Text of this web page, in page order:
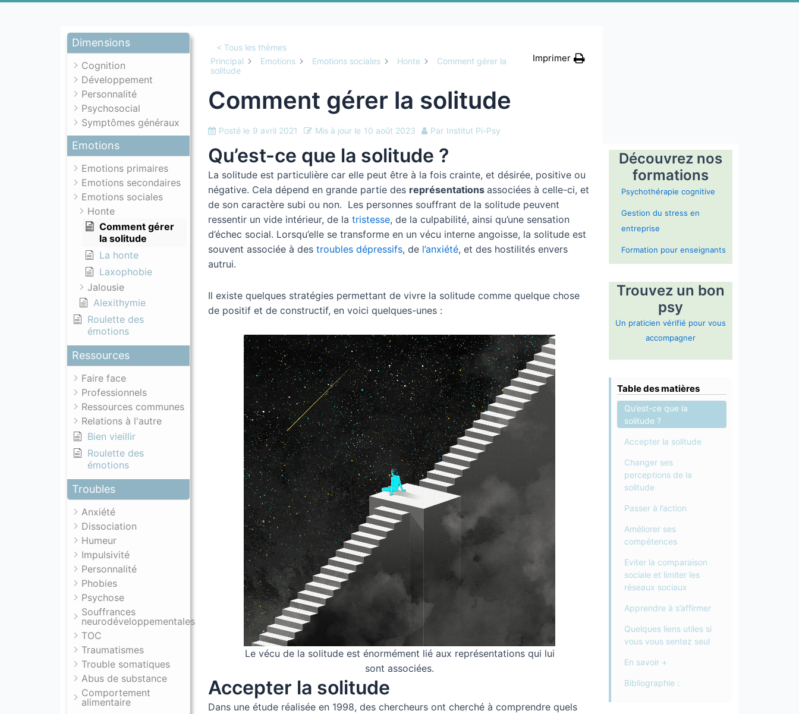
Dimensions
Cognition
Développement
Personnalité
Psychosocial
Symptômes généraux
Emotions
Emotions primaires
Emotions secondaires
Emotions sociales
Honte
Comment gérer
la solitude
La honte
Laxophobie
Jalousie
Alexithymie
Roulette des
émotions
Ressources
Faire face
Professionnels
Ressources communes
Relations à l'autre
Bien vieillir
Roulette des
émotions
Troubles
Anxiété
Dissociation
Humeur
Impulsivité
Personnalité
Phobies
Psychose
Souffrances
neurodéveloppementales
TOC
Traumatismes
Trouble somatiques
Abus de substance
Comportement
alimentaire
< Tous les thèmes
Principal
Emotions Emotions sociales Honte
Comment gérer la
solitude
Imprimer
Comment gérer la solitude
Posté le 9 avril 2021 Mis à jour le 10 août 2023 Par Institut Pi-Psy
Qu’est-ce que la solitude ?
La solitude est particulière car elle peut être à la fois crainte, et désirée, positive ou
négative. Cela dépend en grande partie des représentations associées à celle-ci, et
de son caractère subi ou non. Les personnes souffrant de la solitude peuvent
ressentir un vide intérieur, de la tristesse, de la culpabilité, ainsi qu’une sensation
d’échec social. Lorsqu’elle se transforme en un vécu interne angoisse, la solitude est
souvent associée à des troubles dépressifs, de l’anxiété, et des hostilités envers
autrui.
Il existe quelques stratégies permettant de vivre la solitude comme quelque chose
de positif et de constructif, en voici quelques-unes :
Le vécu de la solitude est énormément lié aux représentations qui lui
sont associées.
Accepter la solitude
Dans une étude réalisée en 1998, des chercheurs ont cherché à comprendre quels
Découvrez nos
formations
Psychothérapie cognitive
Gestion du stress en
entreprise
Formation pour enseignants
Trouvez un bon
psy
Un praticien vérifié pour vous
accompagner
Table des matières
Qu’est-ce que la
solitude ?
Accepter la solitude
Changer ses
perceptions de la
solitude
Passer à l’action
Améliorer ses
compétences
Eviter la comparaison
sociale et limiter les
réseaux sociaux
Apprendre à s’affirmer
Quelques liens utiles si
vous vous sentez seul
En savoir +
Bibliographie :